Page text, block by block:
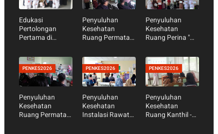
Edukasi
Pertolongan
Pertama di
Peringatan Hari
Anak Nasional
2026
Penyuluhan
Kesehatan
Ruang Permata
Bahaya Bayi
Baru Lahir."
Penyuluhan
Kesehatan
Ruang Perina "
Kembang
Optimal Bayi
Berat Lahir
pada Ibu dan
Keluarga di
Rumah."
PENKES2026
Penyuluhan
Kesehatan
Ruang Permata
PENKES2026
Penyuluhan
Kesehatan
Instalasi Rawat
PENKES2026
Penyuluhan
Kesehatan
Ruang Kanthil -